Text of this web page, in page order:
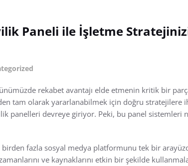
Paneli ile İşletme
rekabet avantajı elde etmenin kritik bir
tam olarak yararlanabilmek için doğru stratejilere
panelleri devreye giriyor. Peki, bu panel sistemleri
fazla sosyal medya platformunu tek bir
ve kaynaklarını etkin bir şekilde